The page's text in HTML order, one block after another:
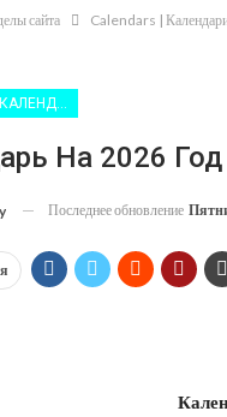
сайта Calendars |
На 2026
Последнее обновление